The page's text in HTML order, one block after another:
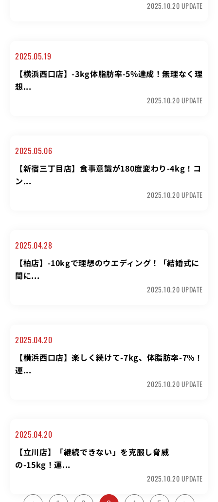
2025.10.20 UPDATE
2025.05.19
【横浜西口店】-3kg体脂肪率-5%達成！無理なく理
想...
2025.10.20 UPDATE
2025.05.06
【新宿三丁目店】食事意識が180度変わり-4kg！コ
ン...
2025.10.20 UPDATE
2025.04.28
【柏店】-10kgで理想のウエディング！「結婚式に
間に...
2025.10.20 UPDATE
2025.04.20
【横浜西口店】楽しく続けて-7kg、体脂肪率-7%！
運...
2025.10.20 UPDATE
2025.04.20
【立川店】「継続できない」を克服し脅威
の-15kg！運...
2025.10.20 UPDATE